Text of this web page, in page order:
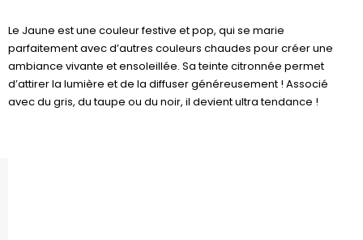
Le Jaune est une couleur festive et pop, qui se marie
parfaitement avec d’autres couleurs chaudes pour créer une
ambiance vivante et ensoleillée. Sa teinte citronnée permet
d’attirer la lumière et de la diffuser généreusement ! Associé
avec du gris, du taupe ou du noir, il devient ultra tendance !